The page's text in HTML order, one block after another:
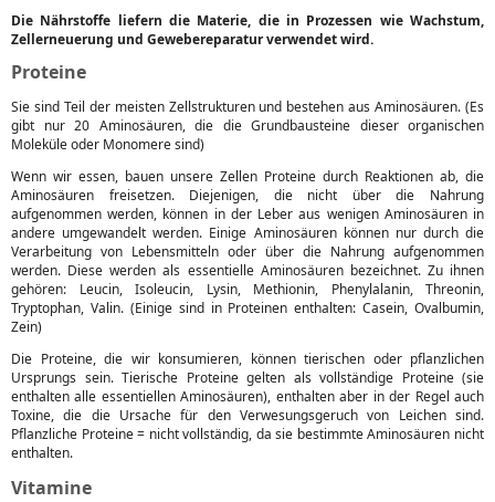
Die Nährstoffe liefern die Materie, die in Prozessen wie Wachstum,
Zellerneuerung und Gewebereparatur verwendet wird.
Proteine
Sie sind Teil der meisten Zellstrukturen und bestehen aus Aminosäuren. (Es
gibt nur 20 Aminosäuren, die die Grundbausteine dieser organischen
Moleküle oder Monomere sind)
Wenn wir essen, bauen unsere Zellen Proteine durch Reaktionen ab, die
Aminosäuren freisetzen. Diejenigen, die nicht über die Nahrung
aufgenommen werden, können in der Leber aus wenigen Aminosäuren in
andere umgewandelt werden. Einige Aminosäuren können nur durch die
Verarbeitung von Lebensmitteln oder über die Nahrung aufgenommen
werden. Diese werden als essentielle Aminosäuren bezeichnet. Zu ihnen
gehören: Leucin, Isoleucin, Lysin, Methionin, Phenylalanin, Threonin,
Tryptophan, Valin. (Einige sind in Proteinen enthalten: Casein, Ovalbumin,
Zein)
Die Proteine, die wir konsumieren, können tierischen oder pflanzlichen
Ursprungs sein. Tierische Proteine gelten als vollständige Proteine (sie
enthalten alle essentiellen Aminosäuren), enthalten aber in der Regel auch
Toxine, die die Ursache für den Verwesungsgeruch von Leichen sind.
Pflanzliche Proteine = nicht vollständig, da sie bestimmte Aminosäuren nicht
enthalten.
Vitamine